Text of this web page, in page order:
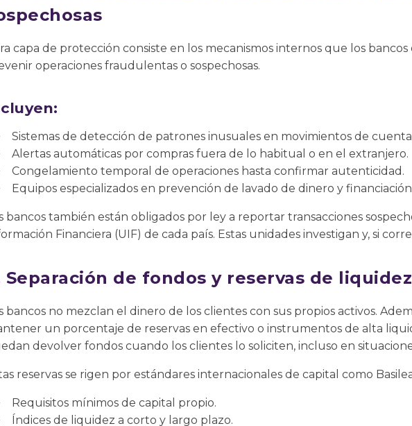
capa de protección consiste en los mecanismos internos que los
operaciones fraudulentas o sospechosas.
Sistemas de detección de patrones inusuales en movimientos de
Alertas automáticas por compras fuera de lo habitual o en el extranjero.
Congelamiento temporal de operaciones hasta confirmar autenticidad.
Equipos especializados en prevención de lavado de dinero y
bancos también están obligados por ley a reportar transacciones
Financiera (UIF) de cada país. Estas unidades investigan y, si
Separación de fondos y reservas de liquidez
bancos no mezclan el dinero de los clientes con sus propios activos.
un porcentaje de reservas en efectivo o instrumentos de alta
devolver fondos cuando los clientes lo soliciten, incluso en
reservas se rigen por estándares internacionales de capital como
Requisitos mínimos de capital propio.
Índices de liquidez a corto y largo plazo.